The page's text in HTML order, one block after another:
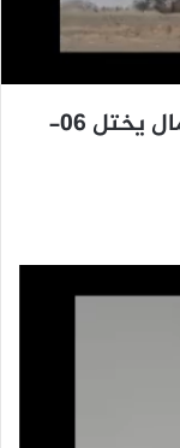
شاهد | خسائر مرتزقة العدوان شمال يختل 06-